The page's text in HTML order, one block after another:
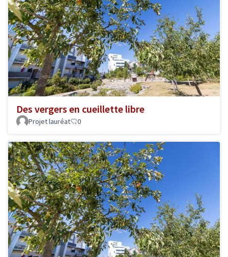
Des vergers en cueillette libre
Projet lauréat 0